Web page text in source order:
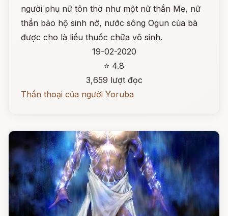
người phụ nữ tôn thờ như một nữ thần Mẹ, nữ
thần bảo hộ sinh nở, nước sông Ogun của bà
được cho là liều thuốc chữa vô sinh.
19-02-2020
⭐ 4.8
3,659 lượt đọc
Thần thoại của người Yoruba